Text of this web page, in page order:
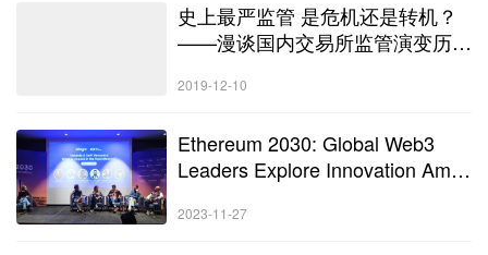
史上最严监管 是危机还是转机？
——漫谈国内交易所监管演变历程
2019-12-10
Ethereum 2030: Global Web3
Leaders Explore Innovation Amid
2023-11-27